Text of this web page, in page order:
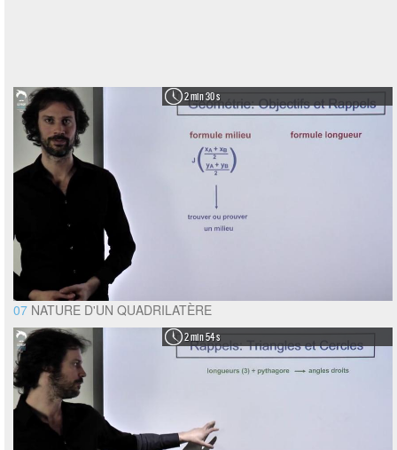
2 min 30 s
07 NATURE D'UN QUADRILATÈRE
2 min 54 s